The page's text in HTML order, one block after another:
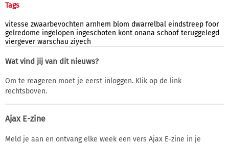
Tags
vitesse zwaarbevochten arnhem blom dwarrelbal eindstreep foor
gelredome ingelopen ingeschoten kont onana schoof teruggelegd
viergever warschau ziyech
Wat vind jij van dit nieuws?
Om te reageren moet je eerst inloggen. Klik op de link
rechtsboven.
Ajax E-zine
Meld je aan en ontvang elke week een vers Ajax E-zine in je